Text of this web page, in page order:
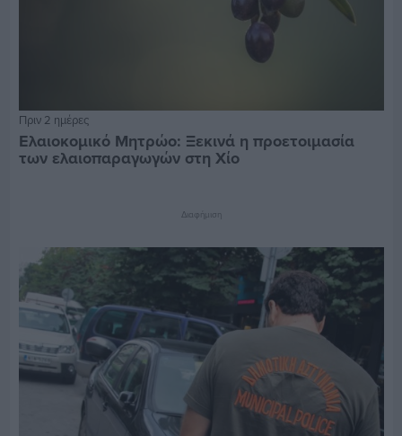
Πριν 2 ημέρες
Ελαιοκομικό Μητρώο: Ξεκινά η προετοιμασία
των ελαιοπαραγωγών στη Χίο
Διαφήμιση